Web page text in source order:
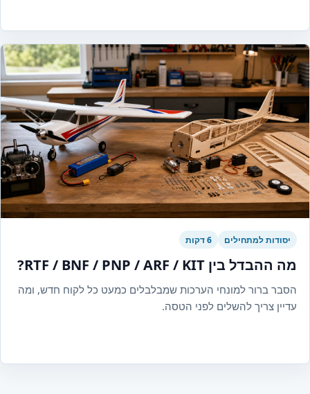
יסודות למתחילים 6 דקות
מה ההבדל בין RTF / BNF / PNP / ARF / KIT?
הסבר ברור למונחי הערכות שמבלבלים כמעט כל לקוח חדש, ומה
עדיין צריך להשלים לפני הטסה.